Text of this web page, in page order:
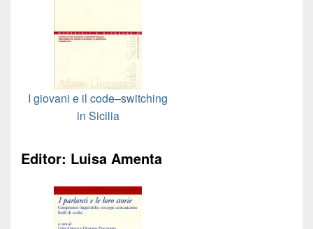
I giovani e il code–switching
in Sicilia
Editor: Luisa Amenta